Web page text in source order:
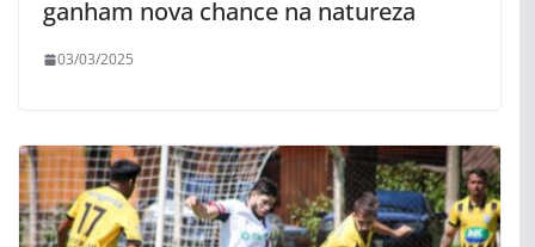
ganham nova chance na natureza
03/03/2025